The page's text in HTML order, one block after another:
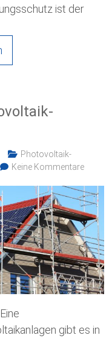
ist der
Photovoltaik-
Keine Kommentare
gibt es in